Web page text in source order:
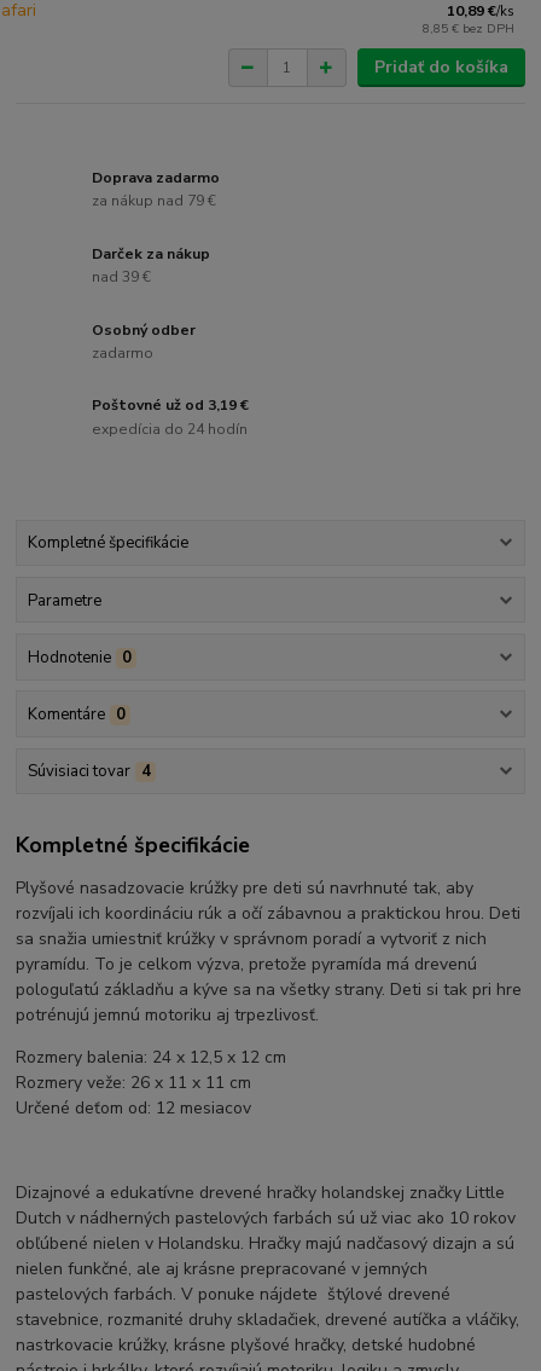
10,89 €/ks
8,85 € bez DPH
Pridať do košíka
Doprava zadarmo
za nákup nad 79 €
Darček za nákup
nad 39 €
Osobný odber
zadarmo
Poštovné už od 3,19 €
expedícia do 24 hodín
Kompletné špecifikácie
Parametre
Hodnotenie 0
Komentáre 0
Súvisiaci tovar 4
Kompletné špecifikácie
Plyšové nasadzovacie krúžky pre deti sú navrhnuté tak, aby
rozvíjali ich koordináciu rúk a očí zábavnou a praktickou hrou. Deti
sa snažia umiestniť krúžky v správnom poradí a vytvoriť z nich
pyramídu. To je celkom výzva, pretože pyramída má drevenú
pologuľatú základňu a kýve sa na všetky strany. Deti si tak pri hre
potrénujú jemnú motoriku aj trpezlivosť.
Rozmery balenia: 24 x 12,5 x 12 cm
Rozmery veže: 26 x 11 x 11 cm
Určené deťom od: 12 mesiacov
Dizajnové a edukatívne drevené hračky holandskej značky Little
Dutch v nádherných pastelových farbách sú už viac ako 10 rokov
obľúbené nielen v Holandsku. Hračky majú nadčasový dizajn a sú
nielen funkčné, ale aj krásne prepracované v jemných
pastelových farbách. V ponuke nájdete štýlové drevené
stavebnice, rozmanité druhy skladačiek, drevené autíčka a vláčiky,
nastrkovacie krúžky, krásne plyšové hračky, detské hudobné